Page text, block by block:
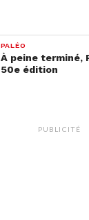
PALÉO
À peine terminé,
50e édition
PUBLICITÉ